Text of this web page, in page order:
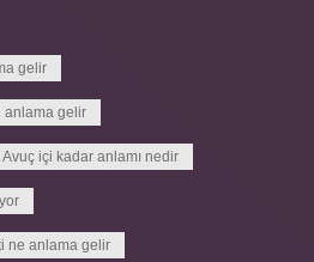
gelir
anlama gelir
Avuç içi kadar anlamı nedir
ne anlama gelir